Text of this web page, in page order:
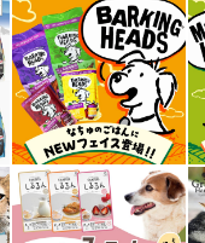
for CAT
for CAT
ド for CAT